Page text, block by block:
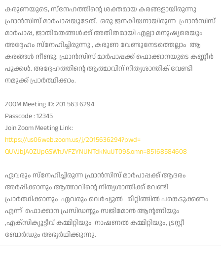
കരുണയുടെ, സ്നേഹത്തിന്റെ ശക്തമായ കരങ്ങളായിരുന്നു
ഫ്രാൻസിസ് മാർപാപ്പയുടേത്. ഒരു ജനകീയനായിരുന്ന ഫ്രാൻസിസ്
മാർപാപ്പ, ജാതിമതങ്ങൾക്ക് അതീതമായി എല്ലാ മനുഷ്യരെയും
അദ്ദേഹം സ്നേഹിച്ചിരുന്നു , കരുണ വേണ്ടുനേടത്തെല്ലാം ആ
കരങ്ങൾ നീണ്ടു. ഫ്രാൻസിസ് മാർപാപ്പക്ക് ഫൊക്കാനയുടെ കണ്ണീർ
പൂക്കൾ. അദ്ദേഹത്തിന്റെ ആത്മാവിന് നിത്യശാന്തിക് വേണ്ടി
നമുക്ക് പ്രാർത്ഥിക്കാം.
ZOOM Meeting ID: 201 563 6294
Passcode : 12345
Join Zoom Meeting Link:
https://us06web.zoom.us/j/2015636294?pwd=
QUVJbjA0ZUpGSWhJVFZYNUNTdkNuUT09&omn=85168584608
ഏവരും സ്നേഹിച്ചിരുന്ന ഫ്രാൻസിസ് മാർപാപ്പക്ക് ആദരം
അർപ്പിക്കാനും ആത്മാവിന്റെ നിത്യശാന്തിക്ക് വേണ്ടി
പ്രാർത്ഥിക്കാനും ഏവരും വെർച്യുൽ മീറ്റിങ്ങിൽ പങ്കെടുക്കണം
എന്ന് ഫൊക്കാന പ്രസിഡന്റും സജിമോൻ ആന്റണിയും
,എക്സിക്യൂട്ടീവ് കമ്മിറ്റിയും നാഷണൽ കമ്മിറ്റിയും, ട്രസ്റ്റീ
ബോർഡും അഭ്യർഥിക്കുന്നു.